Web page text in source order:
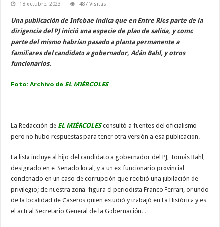
18 octubre, 2023 487 Visitas
Una publicación de Infobae indica que en Entre Ríos parte de la
dirigencia del PJ inició una especie de plan de salida, y como
parte del mismo habrían pasado a planta permanente a
familiares del candidato a gobernador, Adán Bahl, y otros
funcionarios.
Foto: Archivo de EL MIÉRCOLES
La Redacción de EL MIÉRCOLESconsultó a fuentes del oficialismo
pero no hubo respuestas para tener otra versión a esa publicación.
La lista incluye al hijo del candidato a gobernador del PJ, Tomás Bahl,
designado en el Senado local, y a un ex funcionario provincial
condenado en un caso de corrupción que recibió una jubilación de
privilegio; de nuestra zona figura el periodista Franco Ferrari, oriundo
de la localidad de Caseros quien estudió y trabajó en La Histórica y es
el actual Secretario General de la Gobernación. .